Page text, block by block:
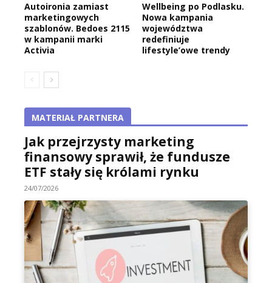
Autoironia zamiast
marketingowych
szablonów. Bedoes 2115
w kampanii marki
Activia
Wellbeing po Podlasku.
Nowa kampania
województwa
redefiniuje
lifestyle’owe trendy
MATERIAŁ PARTNERA
Jak przejrzysty marketing
finansowy sprawił, że fundusze
ETF stały się królami rynku
24/07/2026